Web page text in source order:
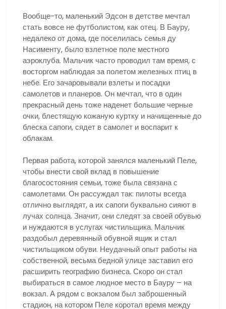
Вообще-то, маленький Эдсон в детстве мечтал
стать вовсе не футболистом, как отец. В Бауру,
недалеко от дома, где поселилась семья ду
Насименту, было взлетное поле местного
аэроклуба. Мальчик часто проводил там время, с
восторгом наблюдая за полетом железных птиц в
небе. Его зачаровывали взлеты и посадки
самолетов и планеров. Он мечтал, что в один
прекрасный день тоже наденет большие черные
очки, блестящую кожаную куртку и начищенные до
блеска сапоги, сядет в самолет и воспарит к
облакам.
Первая работа, которой занялся маленький Пеле,
чтобы внести свой вклад в повышение
благосостояния семьи, тоже была связана с
самолетами. Он рассуждал так: пилоты всегда
отлично выглядят, а их сапоги буквально сияют в
лучах солнца. Значит, они следят за своей обувью
и нуждаются в услугах чистильщика. Мальчик
раздобыл деревянный обувной ящик и стал
чистильщиком обуви. Неудачный опыт работы на
собственной, весьма бедной улице заставил его
расширить географию бизнеса. Скоро он стал
выбираться в самое людное место в Бауру – на
вокзал. А рядом с вокзалом был заброшенный
стадион, на котором Пеле коротал время между